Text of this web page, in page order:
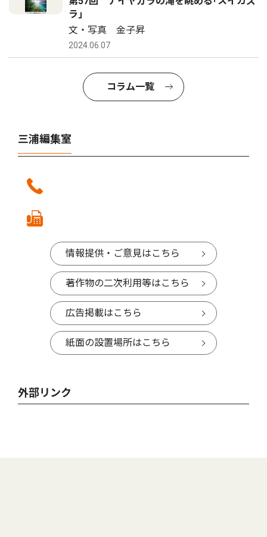
ラ｣
文・写真 金子昇
2024.06.07
コラム一覧
三浦編集室
情報提供・ご意見はこちら
著作物の二次利用等はこちら
広告掲載はこちら
紙面の設置場所はこちら
外部リンク